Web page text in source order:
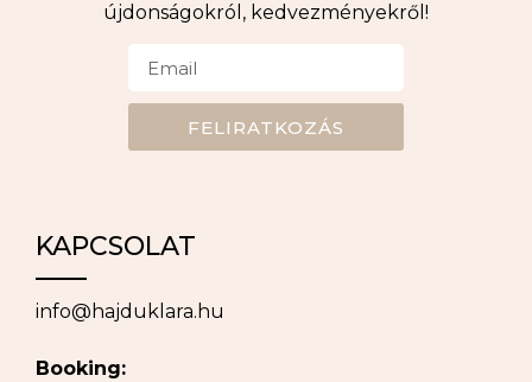
újdonságokról, kedvezményekről!
FELIRATKOZÁS
KAPCSOLAT
info@hajduklara.hu
Booking: